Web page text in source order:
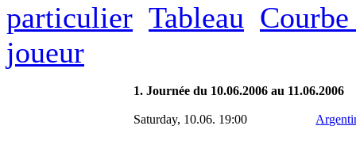
particulier Tableau
joueur
1. Journée du 10.06.2006 au 11.06.2006
Saturday, 10.06. 19:00